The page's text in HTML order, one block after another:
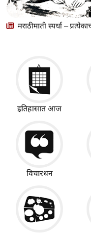
मराठीमाती स्पर्धा –
इतिहासात आज
विचारधन